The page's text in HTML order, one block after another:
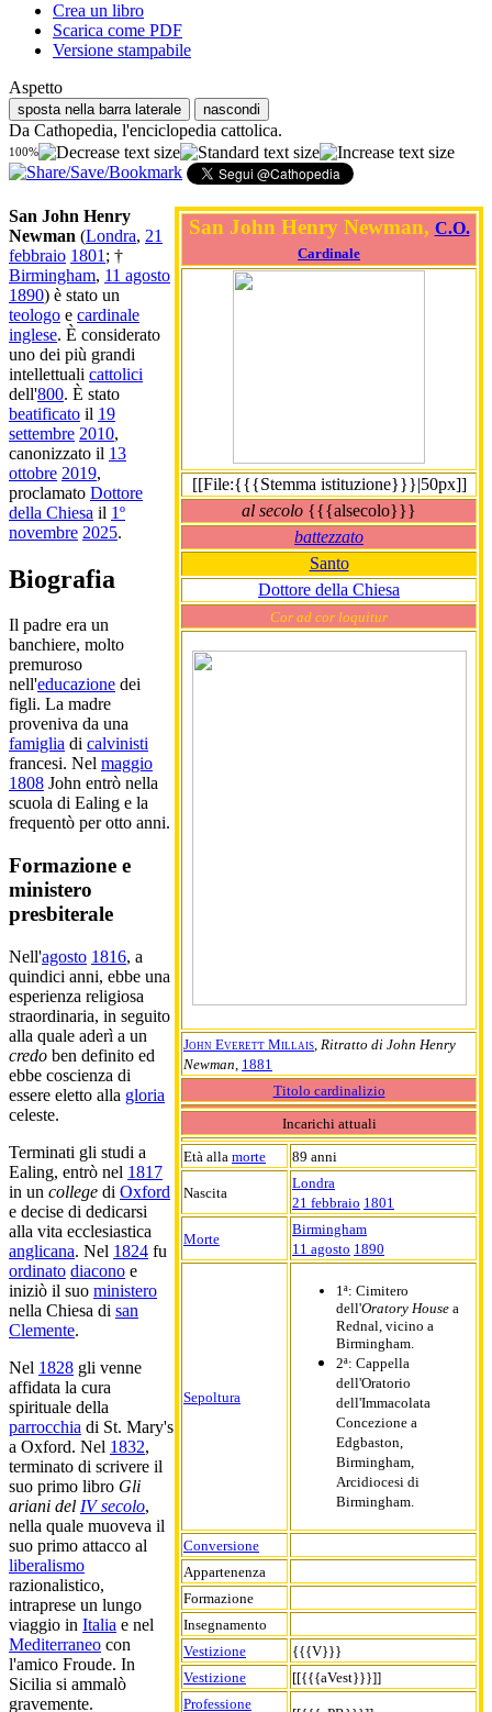
Crea un libro
Scarica come PDF
Versione stampabile
Aspetto
sposta nella barra laterale nascondi
Da Cathopedia, l'enciclopedia cattolica.
100%
San John Henry Newman, C.O.
Cardinale
[[File:{{{Stemma istituzione}}}|50px]]
al secolo {{{alsecolo}}}
battezzato
Santo
Dottore della Chiesa
Cor ad cor loquitur
John Everett Millais Ritratto di John Henry
Newman 1881
Titolo cardinalizio
Incarichi attuali
Età alla morte 89 anni
Nascita
Londra
21 febbraio 1801
Morte
Birmingham
11 agosto 1890
Sepoltura
1ª: Cimitero
dell'Oratory House a
Rednal, vicino a
Birmingham.
2ª: Cappella
dell'Oratorio
dell'Immacolata
Concezione a
Edgbaston,
Birmingham,
Arcidiocesi di
Birmingham.
Conversione
Appartenenza
Formazione
Insegnamento
Vestizione
{{{V}}}
Vestizione
[[{{{aVest}}}]]
Professione
San John Henry
Newman (Londra, 21
febbraio 1801 ; †
Birmingham, 11 agosto
1890) è stato un
teologo e cardinale
inglese. È considerato
uno dei più grandi
intellettuali cattolici
dell'800. È stato
beatificato il 19
settembre 2010,
canonizzato il 13
ottobre 2019,
proclamato Dottore
della Chiesa il 1º
novembre 2025.
Biografia
Il padre era un
banchiere, molto
premuroso
nell'educazione dei
figli. La madre
proveniva da una
famiglia di calvinisti
francesi. Nel maggio
1808 John entrò nella
scuola di Ealing e la
frequentò per otto anni.
Formazione e
ministero
presbiterale
Nell'agosto 1816, a
quindici anni, ebbe una
esperienza religiosa
straordinaria, in seguito
alla quale aderì a un
credo ben definito ed
ebbe coscienza di
essere eletto alla gloria
celeste.
Terminati gli studi a
Ealing, entrò nel 1817
in un college di Oxford
e decise di dedicarsi
alla vita ecclesiastica
anglicana. Nel 1824 fu
ordinato diacono e
iniziò il suo ministero
nella Chiesa di san
Clemente.
Nel 1828 gli venne
affidata la cura
spirituale della
parrocchia di St. Mary's
a Oxford. Nel 1832,
terminato di scrivere il
suo primo libro Gli
ariani del IV secolo,
nella quale muoveva il
suo primo attacco al
liberalismo
razionalistico,
intraprese un lungo
viaggio in Italia e nel
Mediterraneo con
l'amico Froude. In
Sicilia si ammalò
gravemente.